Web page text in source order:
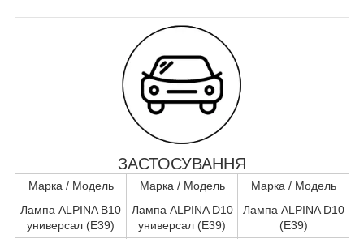
ЗАСТОСУВАННЯ
Марка / Модель Марка / Модель
Марка / Модель
Лампа ALPINA B10
универсал (E39)
Лампа ALPINA D10
универсал (E39)
Лампа ALPINA D10
(E39)